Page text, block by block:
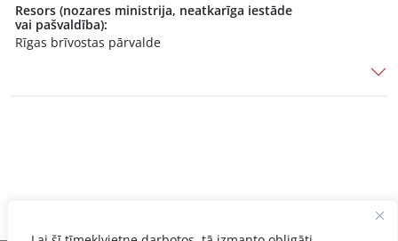
Resors (nozares ministrija, neatkarīga iestāde
vai pašvaldība):
Rīgas brīvostas pārvalde